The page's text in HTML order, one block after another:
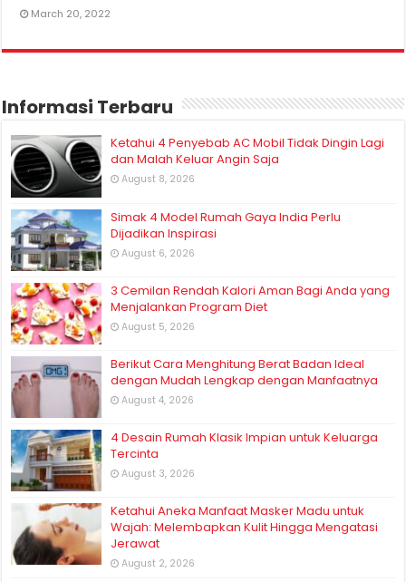
March 20, 2022
Informasi Terbaru
Ketahui 4 Penyebab AC Mobil Tidak Dingin Lagi
dan Malah Keluar Angin Saja
August 8, 2026
Simak 4 Model Rumah Gaya India Perlu
Dijadikan Inspirasi
August 6, 2026
3 Cemilan Rendah Kalori Aman Bagi Anda yang
Menjalankan Program Diet
August 5, 2026
Berikut Cara Menghitung Berat Badan Ideal
dengan Mudah Lengkap dengan Manfaatnya
August 4, 2026
4 Desain Rumah Klasik Impian untuk Keluarga
Tercinta
August 3, 2026
Ketahui Aneka Manfaat Masker Madu untuk
Wajah: Melembapkan Kulit Hingga Mengatasi
Jerawat
August 2, 2026